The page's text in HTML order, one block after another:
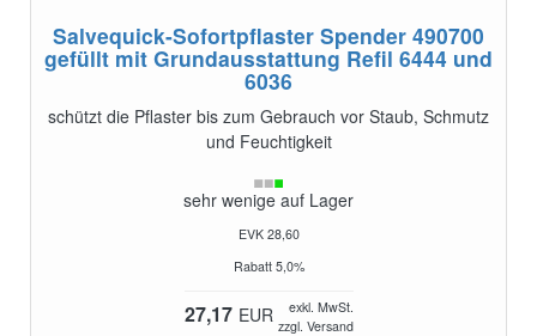
Salvequick-Sofortpflaster Spender 490700
gefüllt mit Grundausstattung Refil 6444 und
6036
schützt die Pflaster bis zum Gebrauch vor Staub, Schmutz
und Feuchtigkeit
sehr wenige auf Lager
EVK 28,60
Rabatt 5,0%
27,17 EUR
exkl. MwSt.
zzgl. Versand